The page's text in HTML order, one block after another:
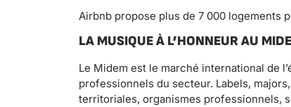
Airbnb propose plus de 7 000 logements
LA MUSIQUE À L’HONNEUR AU
Le Midem est le marché international de
professionnels du secteur. Labels,
territoriales, organismes professionnels,